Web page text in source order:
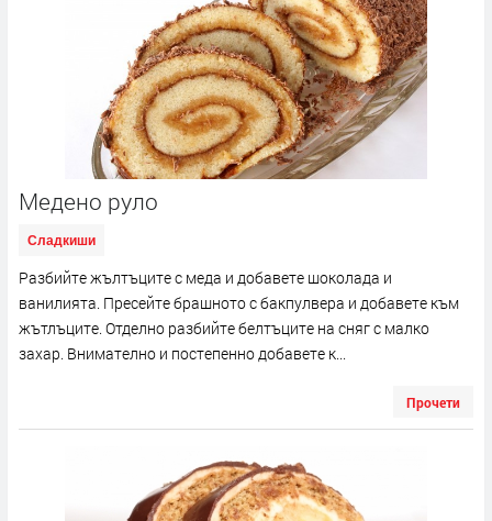
Медено руло
Сладкиши
Разбийте жълтъците с меда и добавете шоколада и
ванилията. Пресейте брашното с бакпулвера и добавете към
жътлъците. Отделно разбийте белтъците на сняг с малко
захар. Внимателно и постепенно добавете к...
Прочети